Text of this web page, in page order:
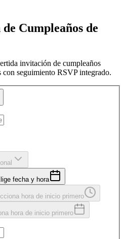
Cumpleaños de
invitación de cumpleaños
con seguimiento RSVP integrado.
fecha y hora
hora de inicio primero
hora de inicio primero